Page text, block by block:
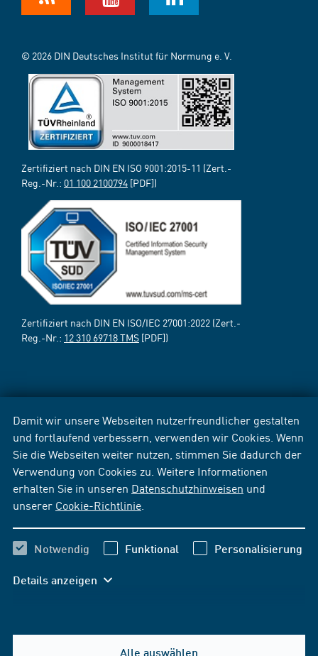
Damit wir unsere Webseiten nutzerfreundlicher gestalten
und fortlaufend verbessern, verwenden wir Cookies. Wenn
Sie die Webseiten weiter nutzen, stimmen Sie dadurch der
Verwendung von Cookies zu. Weitere Informationen
erhalten Sie in unseren Datenschutzhinweisen und
unserer Cookie-Richtlinie
Notwendig Funktional Personalisierung
Details anzeigen
Alle auswählen
© 2026 DIN Deutsches Institut für Normung e. V.
Zertifiziert nach DIN EN ISO 9001:2015-11 (Zert.-
Reg.-Nr.: 01 100 2100794 [PDF])
Zertifiziert nach DIN EN ISO/IEC 27001:2022 (Zert.-
Reg.-Nr.: 12 310 69718 TMS [PDF])